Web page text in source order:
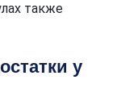
также
у